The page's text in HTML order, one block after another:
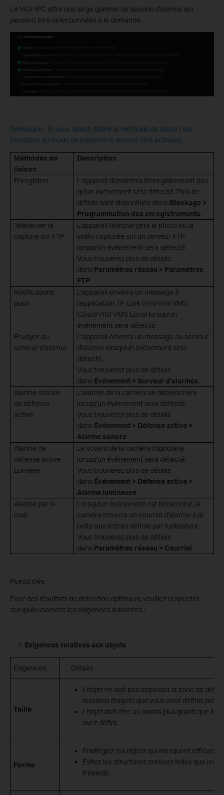
Le VIGI IPC offre une large gamme de liaisons d'alarme qui
peuvent être sélectionnées à la demande.
Remarque : Si vous devez définir la méthode de liaison, les
fonctions du mode de traitement doivent être activées.
Méthodes de
liaison
Description
Enregistrer
L'appareil démarrera l'enregistrement dès
qu'un événement sera détecté. Plus de
détails sont disponibles dans Stockage >
Programmation des enregistrements.
Téléverser la
capture sur FTP
L'appareil téléchargera la photo ou la
vidéo capturée sur un serveur FTP
lorsqu'un événement sera détecté.
Vous trouverez plus de détails
dans Paramètres réseau > Paramètres
FTP
Notifications
push
L'appareil enverra un message à
l'application TP-Link VIGI/VIGI VMS
Cloud/VIGI VMS Local lorsqu'un
événement sera détecté.
Envoyer au
serveur d'alarme
L'appareil enverra un message au serveur
d'alarme lorsqu'un événement sera
détecté.
Vous trouverez plus de détails
dans Événement > Serveur d'alarmes.
Alarme sonore
de défense
active
L'alarme de la caméra se déclenchera
lorsqu'un événement sera détecté.
Vous trouverez plus de détails
dans Événement > Défense active >
Alarme sonore
Alarme de
défense active -
Lumière
Le voyant de la caméra clignotera
lorsqu'un événement sera détecté.
Vous trouverez plus de détails
dans Événement > Défense active >
Alarme lumineuse
Alarme par e-
mail
Lorsqu'un événement est déclenché, la
caméra enverra un courriel d'alarme à la
boîte aux lettres définie par l'utilisateur.
Vous trouverez plus de détails
dans Paramètres réseau > Courriel
Points clés
Pour des résultats de détection optimaux, veuillez respecter
scrupuleusement les exigences suivantes :
Exigences relatives aux objets
Exigences Détails
Taille
L'objet ne doit pas dépasser la zone de
maximal d'objets que vous avez définis
L'objet doit être au moins plus grand que
avez défini.
Forme
Privilégiez les objets qui masquent
Évitez les structures creuses telles que les
trépieds.